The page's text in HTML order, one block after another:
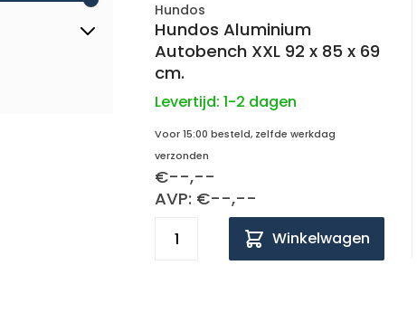
Hundos
Hundos Aluminium
Autobench XXL 92 x 85 x 69
cm.
Levertijd: 1-2 dagen
Voor 15:00 besteld, zelfde werkdag
verzonden
€--,--
AVP: €--,--
Winkelwagen